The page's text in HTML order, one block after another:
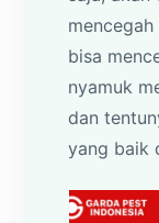
bisa
nyamuk
dan
yang baik